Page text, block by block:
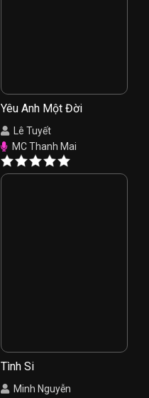
Yêu Anh Một Đời
Lê Tuyết
MC Thanh Mai
Tình Si
Minh Nguyễn